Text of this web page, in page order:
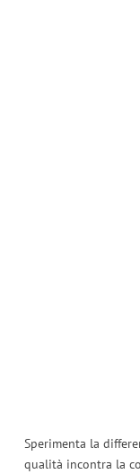
Sperimenta la
qualità incontra la